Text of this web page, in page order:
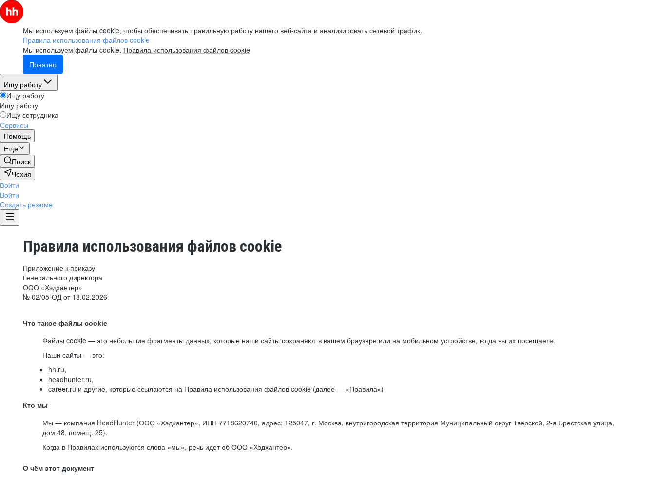
Мы используем файлы cookie, чтобы обеспечивать правильную работу нашего веб-сайта и анализировать сетевой трафик.
Правила использования файлов cookie
Мы используем файлы cookie. Правила использования файлов cookie
Понятно
Ищу работу
Ищу работу
Ищу работу
Ищу сотрудника
Сервисы
Помощь
Ещё
Поиск
Чехия
Войти
Войти
Создать резюме
Правила использования файлов cookie
Приложение к приказу
Генерального директора
ООО «Хэдхантер»
№ 02/05-ОД от 13.02.2026
Что такое файлы cookie
Файлы cookie — это небольшие фрагменты данных, которые наши сайты сохраняют в вашем браузере или на мобильном устройстве, когда вы их посещаете.
Наши сайты — это:
hh.ru,
headhunter.ru,
career.ru и другие, которые ссылаются на Правила использования файлов cookie (далее — «Правила»)
Кто мы
Мы — компания HeadHunter (ООО «Хэдхантер», ИНН 7718620740, адрес: 125047, г. Москва, внутригородская территория Муниципальный округ Тверской, 2-я Брестская улица,
дом 48, помещ. 25).
Когда в Правилах используются слова «мы», речь идет об ООО «Хэдхантер».
О чём этот документ